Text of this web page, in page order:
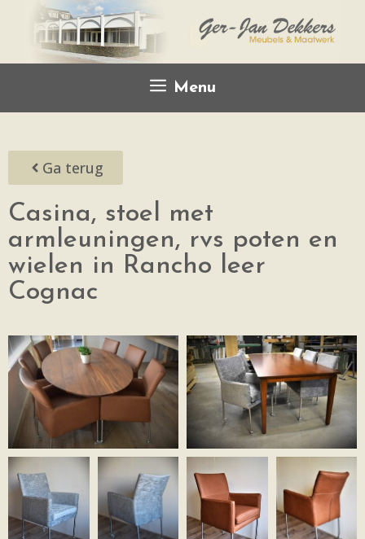
Menu
Ga terug
Casina, stoel met
armleuningen, rvs poten en
wielen in Rancho leer
Cognac